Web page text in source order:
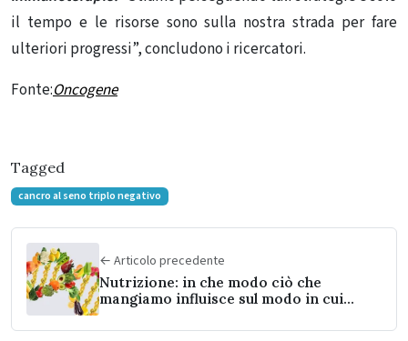
il tempo e le risorse sono sulla nostra strada per fare
ulteriori progressi”, concludono i ricercatori.
Fonte:Oncogene
Tagged
cancro al seno triplo negativo
← Articolo precedente
Nutrizione: in che modo ciò che
mangiamo influisce sul modo in cui